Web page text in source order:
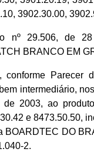
3902.30.00,
nº 29.506, de
BRANCO EM
conforme Parecer
intermediário,
2003, ao
e 8473.50.50,
BOARDTEC DO
2.